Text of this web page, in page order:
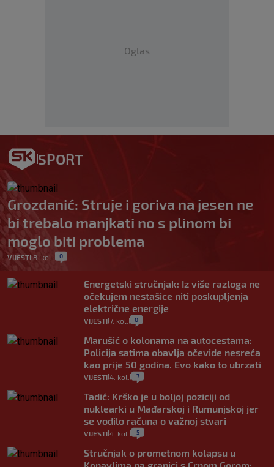
Oglas
SPORT
Grozdanić: Struje i goriva na jesen ne
bi trebalo manjkati no s plinom bi
moglo biti problema
VIJESTI| 8. kol. 0
Energetski stručnjak: Iz više razloga ne
očekujem nestašice niti poskupljenja
električne energije
VIJESTI 7. kol. 0
Marušić o kolonama na autocestama:
Policija satima obavlja očevide nesreća
kao prije 50 godina. Evo kako to ubrzati
VIJESTI 4. kol. 7
Tadić: Krško je u boljoj poziciji od
nuklearki u Mađarskoj i Rumunjskoj jer
se vodilo računa o važnoj stvari
VIJESTI 4. kol. 5
Stručnjak o prometnom kolapsu u
Konavlima na granici s Crnom Gorom: